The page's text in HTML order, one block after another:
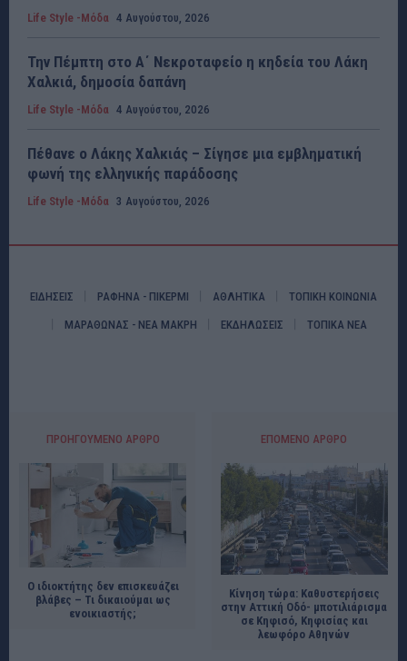
Life Style -Μόδα 4 Αυγούστου, 2026
Την Πέμπτη στο Α΄ Νεκροταφείο η κηδεία του Λάκη
Χαλκιά, δημοσία δαπάνη
Life Style -Μόδα 4 Αυγούστου, 2026
Πέθανε ο Λάκης Χαλκιάς – Σίγησε μια εμβληματική
φωνή της ελληνικής παράδοσης
Life Style -Μόδα 3 Αυγούστου, 2026
ΕΙΔΗΣΕΙΣ ΡΑΦΗΝΑ - ΠΙΚΕΡΜΙ ΑΘΛΗΤΙΚΑ ΤΟΠΙΚΗ ΚΟΙΝΩΝΙΑ
ΜΑΡΑΘΩΝΑΣ - ΝΕΑ ΜΑΚΡΗ ΕΚΔΗΛΩΣΕΙΣ ΤΟΠΙΚΑ ΝΕΑ
ΠΡΟΗΓΟΎΜΕΝΟ ΆΡΘΡΟ
Ο ιδιοκτήτης δεν επισκευάζει
βλάβες – Τι δικαιούμαι ως
ενοικιαστής;
ΕΠΌΜΕΝΟ ΆΡΘΡΟ
Κίνηση τώρα: Καθυστερήσεις
στην Αττική Οδό- μποτιλιάρισμα
σε Κηφισό, Κηφισίας και
λεωφόρο Αθηνών